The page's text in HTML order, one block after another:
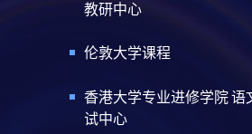
教研中心
伦敦大学课程
香港大学专业进修学院 语
试中心